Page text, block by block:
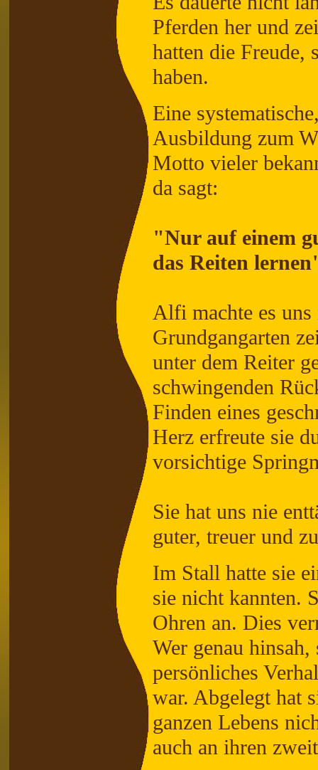
Pferden her und
hatten die Freude,
haben.
Eine
Ausbildung zum
Motto vieler
da sagt:
"Nur auf einem
das Reiten
Alfi machte es
Grundgangarten
unter dem Reiter
schwingenden
Finden eines
Herz erfreute sie
vorsichtige
Sie hat uns nie
guter, treuer und
Im Stall hatte sie
sie nicht kannten.
Ohren an. Dies
Wer genau
persönliches
war. Abgelegt hat
ganzen Lebens
auch an ihren